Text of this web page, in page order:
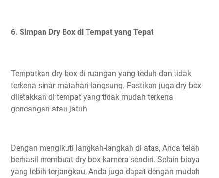
6. Simpan Dry Box di Tempat yang Tepat
Tempatkan dry box di ruangan yang teduh dan tidak
terkena sinar matahari langsung. Pastikan juga dry box
diletakkan di tempat yang tidak mudah terkena
goncangan atau jatuh.
Dengan mengikuti langkah-langkah di atas, Anda telah
berhasil membuat dry box kamera sendiri. Selain biaya
yang lebih terjangkau, Anda juga dapat dengan mudah